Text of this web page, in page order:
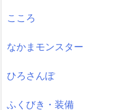
こころ
なかまモンスター
ひろさんぽ
ふくびき・装備